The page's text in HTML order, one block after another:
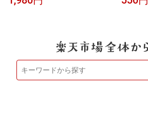
ル タオルハンカチ まとめ買い ビ